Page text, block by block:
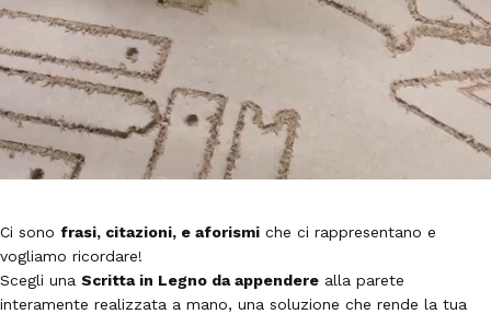
Ci sono frasi, citazioni, e aforismi che ci rappresentano e
vogliamo ricordare!
Scegli una Scritta in Legno da appendere alla parete
interamente realizzata a mano, una soluzione che rende la tua